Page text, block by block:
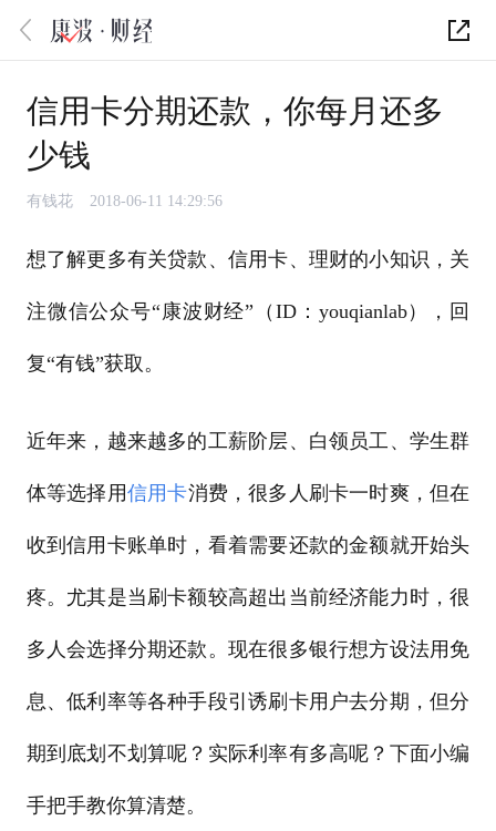
信用卡分期还款，你每月还多
少钱
有钱花 2018-06-11 14:29:56
想了解更多有关贷款、信用卡、理财的小知识，关
注微信公众号“康波财经”（ID：youqianlab），回
复“有钱”获取。
近年来，越来越多的工薪阶层、白领员工、学生群
体等选择用信用卡消费，很多人刷卡一时爽，但在
收到信用卡账单时，看着需要还款的金额就开始头
疼。尤其是当刷卡额较高超出当前经济能力时，很
多人会选择分期还款。现在很多银行想方设法用免
息、低利率等各种手段引诱刷卡用户去分期，但分
期到底划不划算呢？实际利率有多高呢？下面小编
手把手教你算清楚。